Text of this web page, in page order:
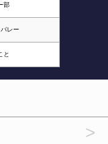
部
レー
と
>